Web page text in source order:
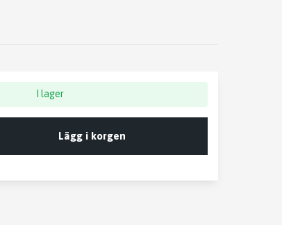
I lager
Lägg i korgen